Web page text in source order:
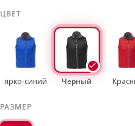
ЦВЕТ
ярко-синий Черный
РАЗМЕР